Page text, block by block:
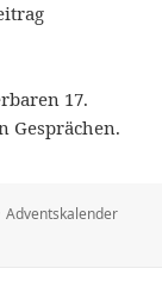
17.
Gesprächen.
Kategorien
Adventskalender